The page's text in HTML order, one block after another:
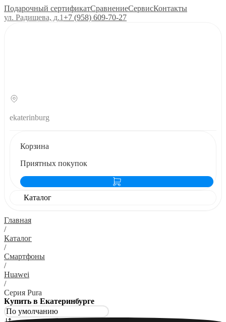
Подарочный сертификатСравнениеСервисКонтакты
ул. Радищева, д.1+7 (958) 609‑70‑27
ekaterinburg
Корзина
Приятных покупок
Каталог
Главная
/
Каталог
/
Смартфоны
/
Huawei
/
Серия Pura
Купить в Екатеринбурге